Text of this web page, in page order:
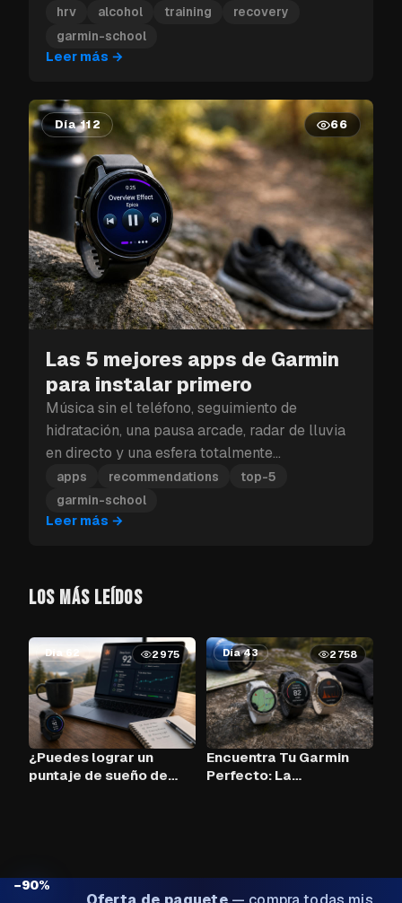
bloque de entrenamiento, ese golpe a la
recuperación puede costarte más que un solo
día.
hrv alcohol training
recovery
garmin-school
Leer más →
Día 112 66
Las 5 mejores apps de Garmin
para instalar primero
Música sin el teléfono, seguimiento de
hidratación, una pausa arcade, radar de lluvia
en directo y una esfera totalmente
personalizable: estas son las cinco apps de
Garmin que debes instalar primero.
apps recommendations
top-5
garmin-school
Leer más →
LOS MÁS LEÍDOS
Día 62 2975
¿Puedes lograr un
puntaje de sueño de
Día 43 2758
Encuentra Tu Garmin
Perfecto: La
−90%